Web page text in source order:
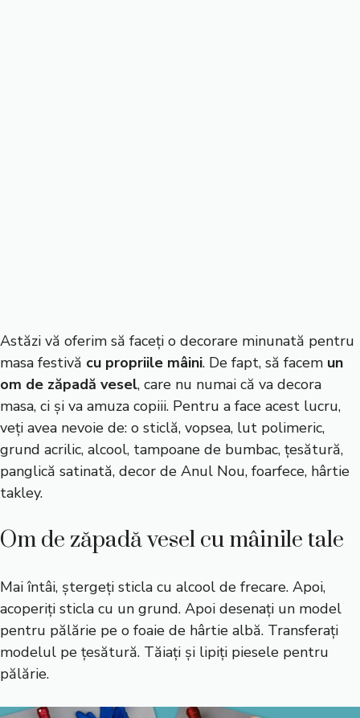
Astăzi vă oferim să faceți o decorare minunată pentru
masa festivă cu propriile mâini. De fapt, să facem un
om de zăpadă vesel, care nu numai că va decora
masa, ci și va amuza copiii. Pentru a face acest lucru,
veți avea nevoie de: o sticlă, vopsea, lut polimeric,
grund acrilic, alcool, tampoane de bumbac, țesătură,
panglică satinată, decor de Anul Nou, foarfece, hârtie
takley.
Om de zăpadă vesel cu mâinile tale
Mai întâi, ștergeți sticla cu alcool de frecare. Apoi,
acoperiți sticla cu un grund. Apoi desenați un model
pentru pălărie pe o foaie de hârtie albă. Transferați
modelul pe țesătură. Tăiați și lipiți piesele pentru
pălărie.